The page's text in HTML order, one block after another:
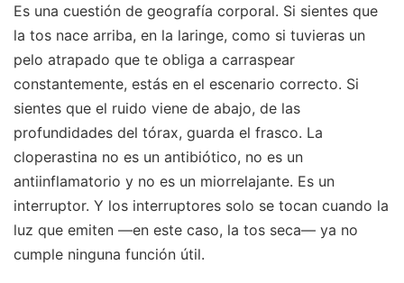
Es una cuestión de geografía corporal. Si sientes que
la tos nace arriba, en la laringe, como si tuvieras un
pelo atrapado que te obliga a carraspear
constantemente, estás en el escenario correcto. Si
sientes que el ruido viene de abajo, de las
profundidades del tórax, guarda el frasco. La
cloperastina no es un antibiótico, no es un
antiinflamatorio y no es un miorrelajante. Es un
interruptor. Y los interruptores solo se tocan cuando la
luz que emiten —en este caso, la tos seca— ya no
cumple ninguna función útil.